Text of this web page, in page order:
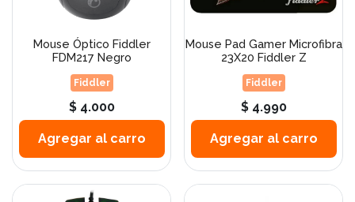
Mouse Óptico Fiddler
FDM217 Negro
Fiddler
$ 4.000
Agregar al carro
Mouse Pad Gamer Microfibra
23X20 Fiddler Z
Fiddler
$ 4.990
Agregar al carro